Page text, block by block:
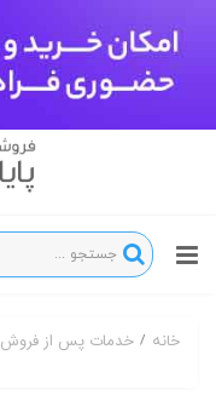
خانه خدمات پس از فروش